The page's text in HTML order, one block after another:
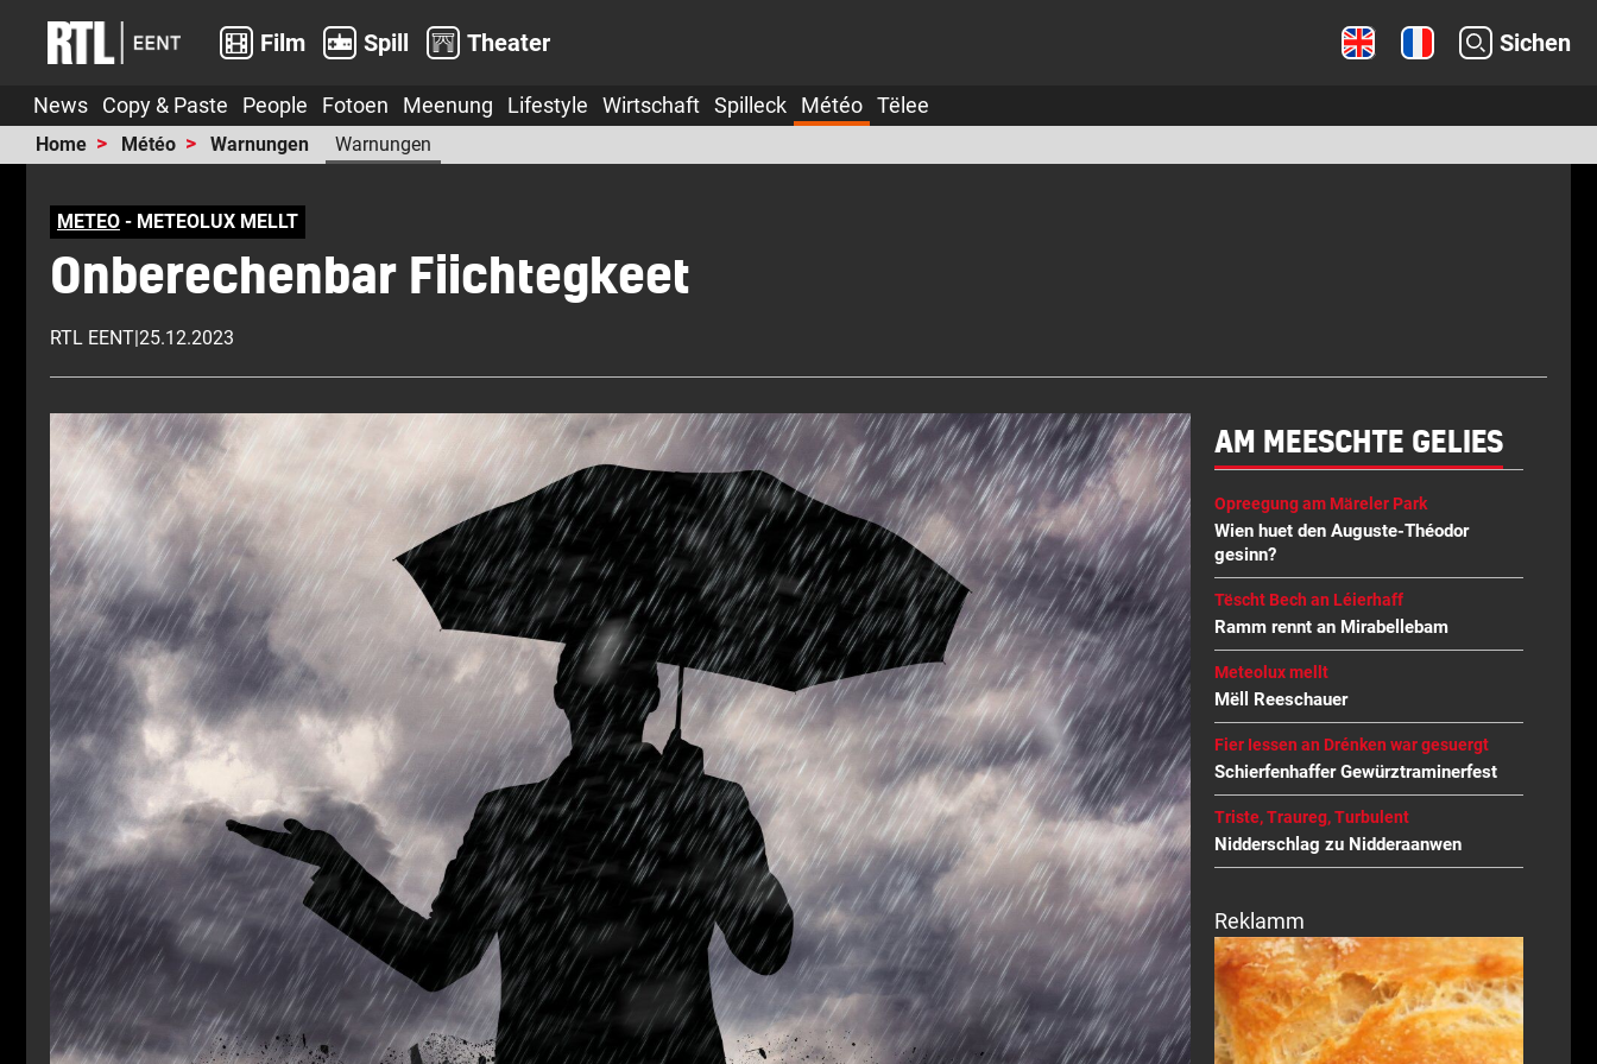
Film Spill Theater Sichen
News Copy & Paste People Fotoen Meenung Lifestyle Wirtschaft Spilleck Météo Tëlee
Home Météo Warnungen Warnungen
METEO - METEOLUX MELLT
Onberechenbar Fiichtegkeet
RTL EENT|25.12.2023
AM MEESCHTE GELIES
Opreegung am Märeler Park
Wien huet den Auguste-Théodor
gesinn?
Tëscht Bech an Léierhaff
Ramm rennt an Mirabellebam
Meteolux mellt
Mëll Reeschauer
Fier Iessen an Drénken war gesuergt
Schierfenhaffer Gewürztraminerfest
Triste, Traureg, Turbulent
Nidderschlag zu Nidderaanwen
Reklamm